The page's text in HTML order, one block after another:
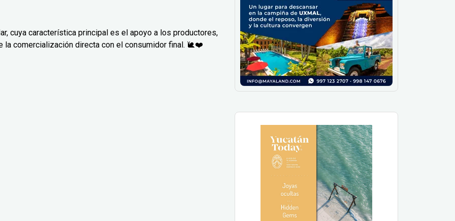
cuya característica principal es el apoyo a los productores,
comercialización directa con el consumidor final. 🐌❤️